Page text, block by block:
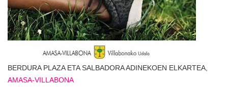
BERDURA PLAZA ETA SALBADORA ADINEKOEN ELKARTEA,
AMASA-VILLABONA